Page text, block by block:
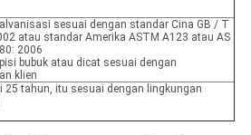
sesuai dengan standar Cina GB / T
atau standar Amerika ASTM A123 atau AS
2006
bubuk atau dicat sesuai dengan
klien
25 tahun, itu sesuai dengan lingkungan